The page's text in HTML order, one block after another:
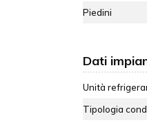
Piedini
Dati
Unità
Tipologia